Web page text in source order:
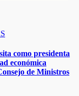
como presidenta
económica
de Ministros